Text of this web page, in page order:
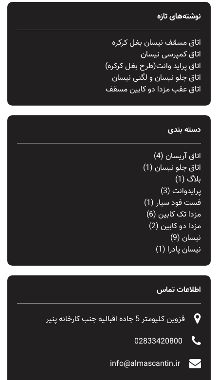
نوشته‌های تازه
اتاق مسقف نیسان بغل کرکره
اتاق کمپرسی نیسان
اتاق پراید وانت(طرح بغل کرکره)
اتاق جلو نیسان و لگنی نیسان
اتاق عقب مزدا دو کابین مسقف
دسته بندی
اتاق آریسان (4)
اتاق جلو نیسان (1)
بلاگ (1)
پرایدوانت (3)
فست فود سیار (1)
مزدا تک کابین (6)
مزدا دو کابین (2)
نیسان (9)
نیسان پادرا (1)
اطلاعات تماس
قزوین کلیومتر 5 جاده اقبالیه جنب کارخانه پنیر
02833420800
info@almascantin.ir